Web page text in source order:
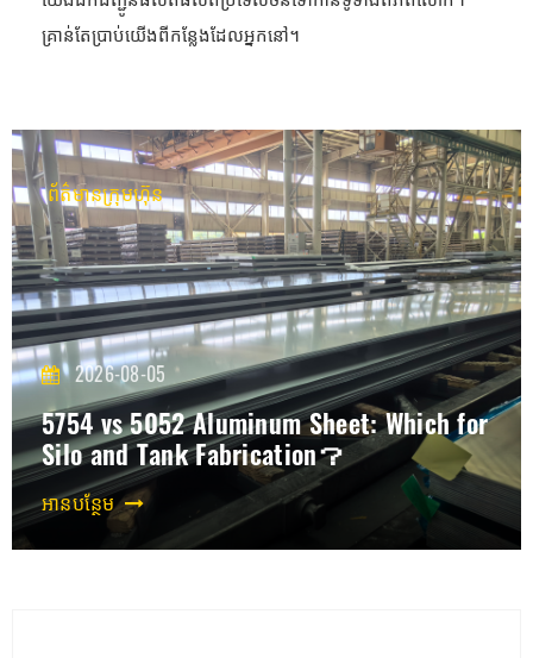
គ្រាន់តែប្រាប់យើងពីកន្លែងដែលអ្នកនៅ។
ព័ត៌មានក្រុមហ៊ុន
5754 vs 5052 Aluminum Sheet: Which for
Silo and Tank Fabrication？
2026-08-05
អានបន្ថែម